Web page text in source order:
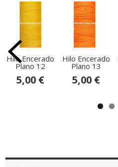
Hilo Encerado
Plano 12
5,00 €
Hilo Encerado
Plano 13
5,00 €